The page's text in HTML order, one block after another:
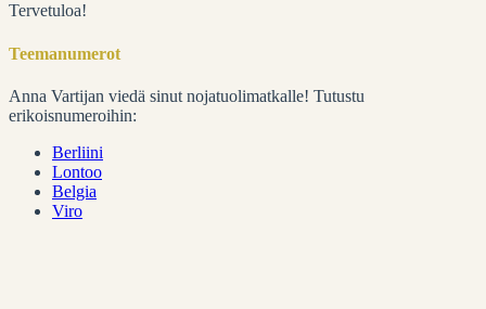
Tervetuloa!
Teemanumerot
Anna Vartijan viedä sinut nojatuolimatkalle! Tutustu
erikoisnumeroihin:
Berliini
Lontoo
Belgia
Viro